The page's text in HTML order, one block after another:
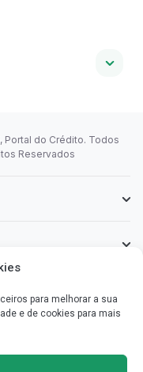
para melhorar a sua
e de cookies para mais
Portal do Crédito. Todos
Reservados
poder escolher o